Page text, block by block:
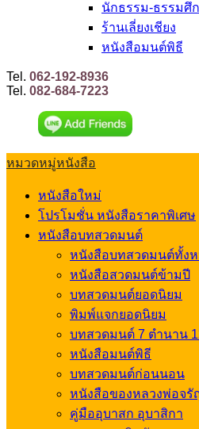
นักธรรม-ธรรมศึ
ร้านเลี่ยงเชียง
หนังสือมนต์พิธี
Tel. 062-192-8936
Tel. 082-684-7223
หมวดหมู่หนังสือ
หนังสือใหม่
โปรโมชั่น หนังสือราคาพิเศษ
หนังสือบทสวดมนต์
หนังสือบทสวดมนต์ทั้ง
หนังสือสวดมนต์ข้ามปี
บทสวดมนต์ยอดนิยม
พิมพ์แจกยอดนิยม
บทสวดมนต์ 7 ตำนาน
หนังสือมนต์พิธี
บทสวดมนต์ก่อนนอน
หนังสือของหลวงพ่อจรั
คู่มืออุบาสก อุบาสิกา